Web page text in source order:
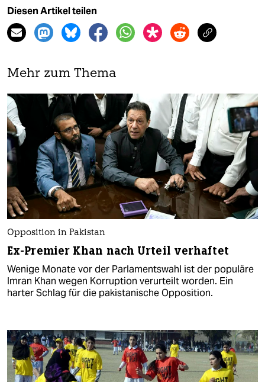
Diesen Artikel teilen
Mehr zum Thema
Opposition in Pakistan
Ex-Premier Khan nach Urteil verhaftet
Wenige Monate vor der Parlamentswahl ist der populäre
Imran Khan wegen Korruption verurteilt worden. Ein
harter Schlag für die pakistanische Opposition.